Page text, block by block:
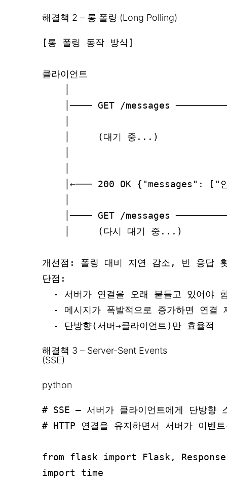
해결책 2 – 롱 폴링 (Long Polling)
[롱 폴링 동작 방식]
클라이언트
│──── GET /messages
│     (대기 중...)
│←─── 200 OK {"messages": ["
│──── GET /messages
│     (다시 대기 중...)
개선점: 폴링 대비 지연 감소, 빈 응답
단점:
- 서버가 연결을 오래 붙들고 있어야
- 메시지가 폭발적으로 증가하면 연결
해결책 3 – Server-Sent Events
(SSE)
python
# SSE – 서버가 클라이언트에게 단방향
# HTTP 연결을 유지하면서 서버가 이벤
from flask import Flask, Response
import time